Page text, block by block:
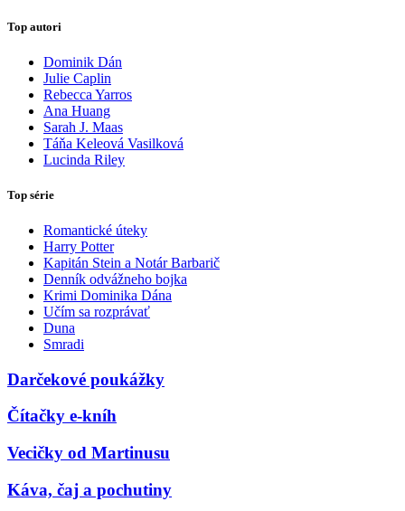
Top autori
Dominik Dán
Julie Caplin
Rebecca Yarros
Ana Huang
Sarah J. Maas
Táňa Keleová Vasilková
Lucinda Riley
Top série
Romantické úteky
Harry Potter
Kapitán Stein a Notár Barbarič
Denník odvážneho bojka
Krimi Dominika Dána
Učím sa rozprávať
Duna
Smradi
Darčekové poukážky
Čítačky e-kníh
Vecičky od Martinusu
Káva, čaj a pochutiny